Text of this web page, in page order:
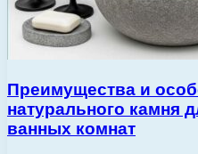
Преимущества и
натурального камня
ванных комнат